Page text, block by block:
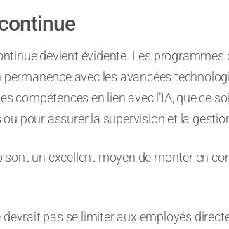
devient évidente. Les
avec les avancées
compétences en lien avec l’IA, que ce
pour assurer la supervision et la
sont un excellent moyen de monter en
devrait pas se limiter aux employés